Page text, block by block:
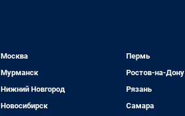
Москва
Мурманск
Нижний Новгород
Новосибирск
Пермь
Ростов-на-Дону
Рязань
Самара